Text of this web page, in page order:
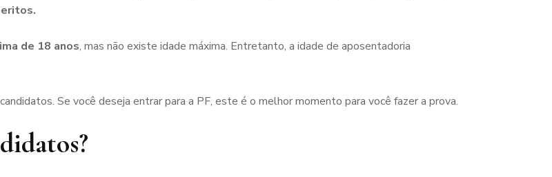
de 18 anos, mas não existe idade máxima. Entretanto, a idade de aposentadoria
Se você deseja entrar para a PF, este é o melhor momento para você fazer a prova.